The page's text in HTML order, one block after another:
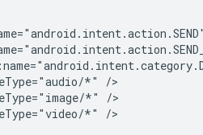
*"
*"
*"
/>